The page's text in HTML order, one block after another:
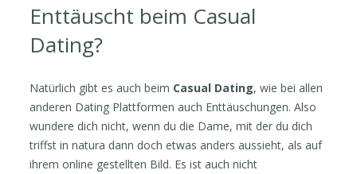
Enttäuscht beim Casual
Dating?
Natürlich gibt es auch beim Casual Dating, wie bei allen
anderen Dating Plattformen auch Enttäuschungen. Also
wundere dich nicht, wenn du die Dame, mit der du dich
triffst in natura dann doch etwas anders aussieht, als auf
ihrem online gestellten Bild. Es ist auch nicht